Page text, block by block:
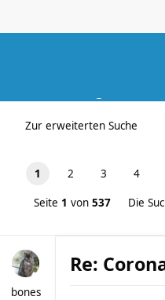
Zur erweiterten Suche
1 2 3 4
Seite 1 von 537 Die
bones
Re: